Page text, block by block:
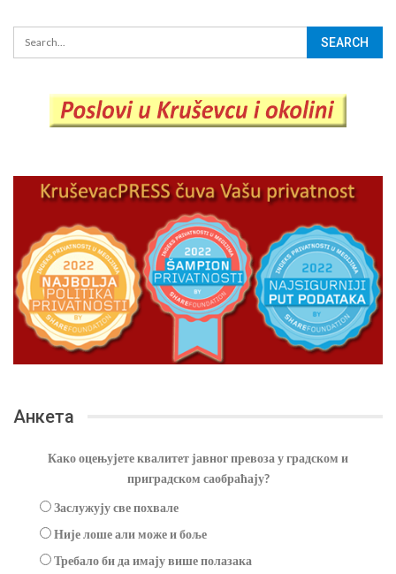
Анкета
Како оцењујете квалитет јавног превоза у градском и
приградском саобраћају?
Заслужују све похвале
Није лоше али може и боље
Требало би да имају више полазака